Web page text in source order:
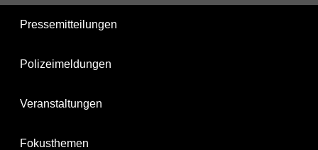
Pressemitteilungen
Polizeimeldungen
Veranstaltungen
Fokusthemen